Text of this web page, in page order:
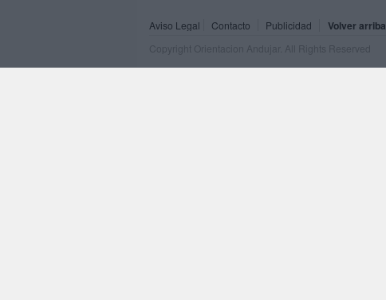
Aviso Legal Contacto Publicidad Volver arriba